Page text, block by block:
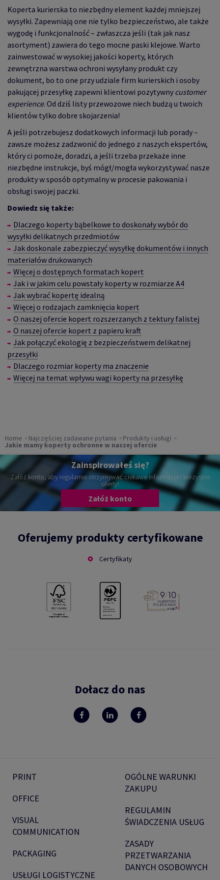
Koperta kurierska to niezbędny element każdej mniejszej
wysyłki. Zapewniają one nie tylko bezpieczeństwo, ale także
wygodę i funkcjonalność – zwłaszcza jeśli (tak jak nasz
asortyment) zawiera do tego mocne paski klejowe. Warto
zainwestować w wysokiej jakości koperty, których
zewnętrzna warstwa ochroni wysyłany produkt czy
dokument, bo to one przy udziale firm kurierskich i osoby
pakującej przesyłkę zapewni klientowi pozytywny customer
experience. Od dziś listy przewozowe niech budzą u twoich
klientów tylko dobre skojarzenia!
A jeśli potrzebujesz dodatkowych informacji lub porady –
zawsze możesz zadzwonić do jednego z naszych ekspertów,
który ci pomoże, doradzi, a jeśli trzeba przekaże inne
niezbędne instrukcje, byś mógł/mogła wykorzystywać nasze
produkty w sposób optymalny w procesie pakowania i
obsługi swojej paczki.
Dowiedz się także:
Dlaczego koperty bąbelkowe to doskonały wybór do
wysyłki delikatnych przedmiotów
Jak doskonale zabezpieczyć wysyłkę dokumentów i innych
materiałów drukowanych
Więcej o dostępnych formatach kopert
Jak i w jakim celu powstały koperty w rozmiarze A4
Jak wybrać kopertę idealną
Więcej o rodzajach zamknięcia kopert
O naszej ofercie kopert rozszerzanych z tektury falistej
O naszej ofercie kopert z papieru kraft
Jak połączyć ekologię z bezpieczeństwem delikatnej
przesyłki
Dlaczego rozmiar koperty ma znaczenie
Więcej na temat wpływu wagi koperty na przesyłkę
Home Najczęściej zadawane pytania Produkty i usługi
Jakie mamy koperty ochronne w naszej ofercie
Zainspirowałeś się?
Załóż konto, aby regularnie otrzymywać ciekawe informacje i korzystne
oferty!
Załóż konto
Oferujemy produkty certyfikowane
Certyfikaty
Dołacz do nas
PRINT
OFFICE
VISUAL
COMMUNICATION
PACKAGING
USŁUGI LOGISTYCZNE
OGÓLNE WARUNKI
ZAKUPU
REGULAMIN
ŚWIADCZENIA USŁUG
ZASADY
PRZETWARZANIA
DANYCH OSOBOWYCH